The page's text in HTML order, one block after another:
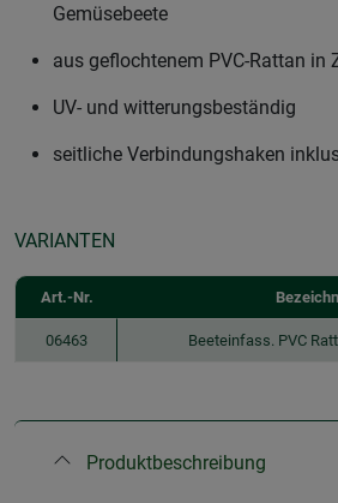
Gemüsebeete
aus geflochtenem PVC-Rattan in
UV- und witterungsbeständig
seitliche Verbindungshaken
VARIANTEN
Art.-Nr.
06463 Beeteinfass. PVC
Produktbeschreibung